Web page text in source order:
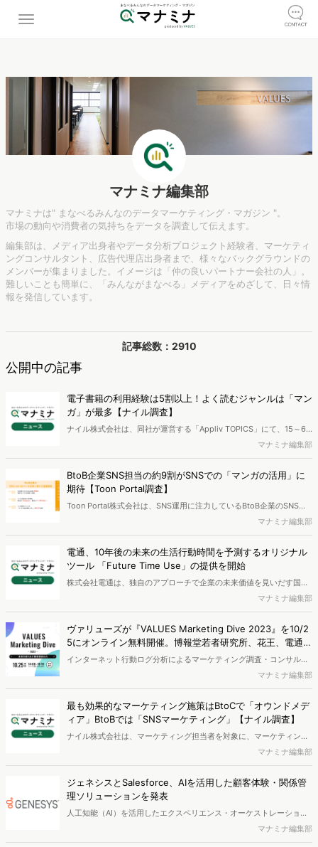
マナミナ編集部
マナミナは" まなべるみんなのデータマーケティング・マガジン "。
市場の動向や消費者の気持ちをデータを調査して伝えます。
編集部は、メディア出身者やデータ分析プロジェクト経験者、マーケティ
ングコンサルタント、広告代理店出身者まで、様々なバックグラウンドの
メンバーが集まりました。イメージは「仲の良いパートナー会社の人」。
難しいことも簡単に、「みんながまなべる」メディアをめざして、日々情
報を発信しています。
記事総数：2910
公開中の記事
電子書籍の利用経験は5割以上！よく読むジャンルは「マン
ガ」が最多【ナイル調査】
ナイル株式会社は、同社が運営する「Appliv TOPICS」にて、15～69
歳男女を対象に電子書籍に関するアンケートを実施し、その結果を発
表しました。
マナミナ編集部
BtoB企業SNS担当の約9割がSNSでの「マンガの活用」に
期待【Toon Portal調査】
Toon Portal株式会社は、SNS運用に注力しているBtoB企業のSNS運
用担当者を対象に、BtoB企業のSNSにおけるマンガ活用に関する意識
調査を実施し、その調査結果を発表しました。
マナミナ編集部
電通、10年後の未来の生活行動時間を予測するオリジナル
ツール 「Future Time Use」の提供を開始
株式会社電通は、独自のアプローチで企業の未来価値を見いだす国内
電通グループ横断組織である「未来事業創研」より、10年後の暮らし
を具体的に描くツール「Future Time Use（フューチャータイムユー
ス）」を提供開始しました。
マナミナ編集部
ヴァリューズが『VALUES Marketing Dive 2023』を10/2
5にオンライン無料開催。博報堂若者研究所、花王、電通、
クー・マーケティング・カンパニー音部大輔氏ら登壇
インターネット行動ログ分析によるマーケティング調査・コンサルテ
ィングサービスを提供する株式会社ヴァリューズは、「未来を創り出
す顧客理解の力」をテーマとし、マーケティングやデータ分析の最前
線に向き合うカンファレンス『VALUES Marketing Dive 2023』を、
2023年10月25日(水)14:00~18:10にオンラインで無料開催いたしま
す。博報堂若者研究所、花王、電通などマーケティングの最前線を走
る代表的な企業に加え、元P&Gのトップマーケターであるクー・マー
ケティング・カンパニー音部 大輔氏も登壇。業界のキーパーソンをお
迎えし、「顧客理解」から連なる、豊富なマーケティングの最新トレ
ンド、企業事例をお届けします。
マナミナ編集部
最も効果的なマーケティング施策はBtoCで「オウンドメデ
ィア」BtoBでは「SNSマーケティング」【ナイル調査】
ナイル株式会社は、マーケティング担当者を対象に、マーケティング
における課題調査を実施し、その結果を発表しました。マナミナ編集部
ジェネシスとSalesforce、AIを活用した顧客体験・関係管
理ソリューションを発表
人工知能（AI）を活用したエクスペリエンス・オーケストレーション
のグローバル・クラウド・リーダーであるジェネシスは、2003年9月
6日に世界No.1のAI CRMであるSalesforceとの戦略的な提携を発表し
マナミナ編集部